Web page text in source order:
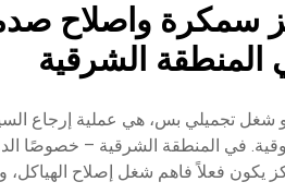
سمكرة واصلاح
الشرقية
شغل تجميلي بس، هي عملية إرجاع
في المنطقة الشرقية – خصوصًا
يكون فعلاً فاهم شغل إصلاح الهياكل،